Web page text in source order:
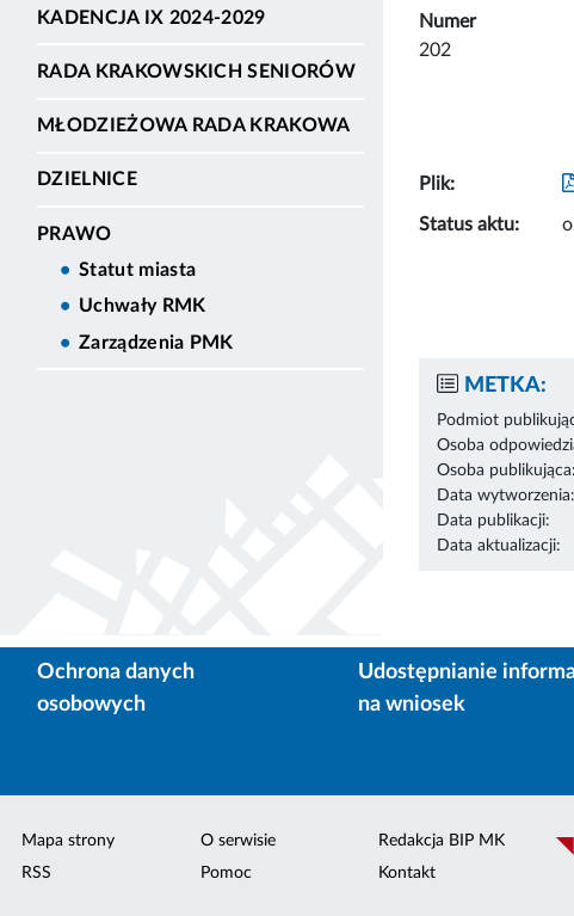
KADENCJA IX 2024-2029
RADA KRAKOWSKICH SENIORÓW
MŁODZIEŻOWA RADA KRAKOWA
DZIELNICE
PRAWO
Statut miasta
Uchwały RMK
Zarządzenia PMK
Numer
202
Plik:
Status aktu:
METKA:
Podmiot
Osoba
Osoba publikująca:
Data wytworzenia:
Data publikacji:
Data aktualizacji:
Ochrona danych
osobowych
Udostępnianie
na wniosek
Mapa strony
RSS
O serwisie
Pomoc
Redakcja BIP MK
Kontakt